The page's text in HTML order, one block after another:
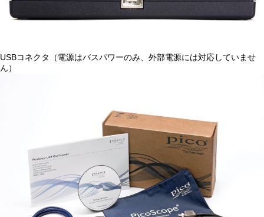
USBコネクタ（電源はバスパワーのみ、外部電源には対応していませ
ん）